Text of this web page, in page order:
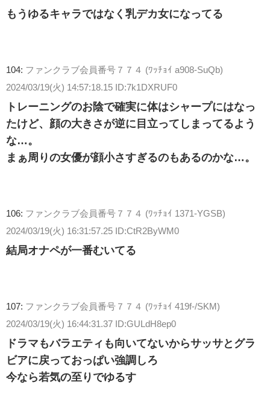
もうゆるキャラではなく乳デカ女になってる
104: ファンクラブ会員番号７７４ (ﾜｯﾁｮｲ a908-SuQb)
2024/03/19(火) 14:57:18.15 ID:7k1DXRUF0
トレーニングのお陰で確実に体はシャープにはなっ
たけど、顔の大きさが逆に目立ってしまってるよう
な…。
まぁ周りの女優が顔小さすぎるのもあるのかな…。
106: ファンクラブ会員番号７７４ (ﾜｯﾁｮｲ 1371-YGSB)
2024/03/19(火) 16:31:57.25 ID:CtR2ByWM0
結局オナペが一番むいてる
107: ファンクラブ会員番号７７４ (ﾜｯﾁｮｲ 419f-/SKM)
2024/03/19(火) 16:44:31.37 ID:GULdH8ep0
ドラマもバラエティも向いてないからサッサとグラ
ビアに戻っておっぱい強調しろ
今なら若気の至りでゆるす